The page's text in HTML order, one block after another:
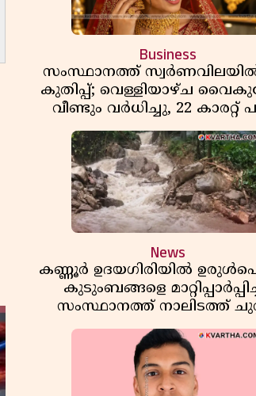
Business
സംസ്ഥാനത്ത്
കുതിപ്പ്; വെള്ളിയാഴ്ച
വീണ്ടും വർധിച്ചു, 22 കാരറ്റ്
1,10,920 രൂപയായി
News
കണ്ണൂർ ഉദയഗിരിയിൽ
കുടുംബങ്ങളെ
സംസ്ഥാനത്ത് നാലിടത്ത്
ജാഗ്രത